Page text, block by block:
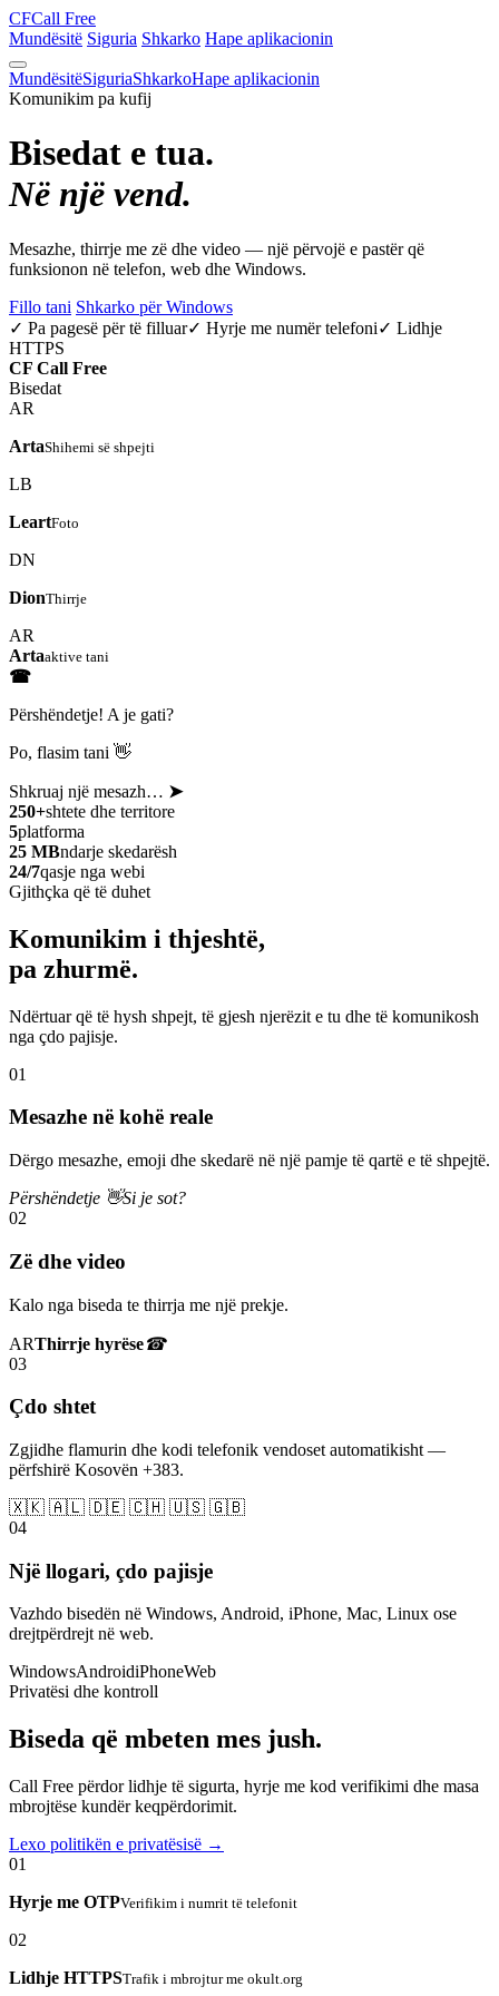
CFCall Free
Mundësitë Siguria Shkarko Hape aplikacionin
MundësitëSiguriaShkarkoHape aplikacionin
Komunikim pa kufij
Bisedat e tua.
Në një vend.
Mesazhe, thirrje me zë dhe video — një përvojë e pastër që
funksionon në telefon, web dhe Windows.
Fillo tani Shkarko për Windows
✓ Pa pagesë për të filluar✓ Hyrje me numër telefoni✓ Lidhje
HTTPS
CF Call Free
Bisedat
AR
ArtaShihemi së shpejti
LB
LeartFoto
DN
DionThirrje
AR
Artaaktive tani
☎
Përshëndetje! A je gati?
Po, flasim tani 👋
Shkruaj një mesazh… ➤
250+shtete dhe territore
5platforma
25 MBndarje skedarësh
24/7qasje nga webi
Gjithçka që të duhet
Komunikim i thjeshtë,
pa zhurmë.
Ndërtuar që të hysh shpejt, të gjesh njerëzit e tu dhe të komunikosh
nga çdo pajisje.
01
Mesazhe në kohë reale
Dërgo mesazhe, emoji dhe skedarë në një pamje të qartë e të shpejtë.
Përshëndetje 👋Si je sot?
02
Zë dhe video
Kalo nga biseda te thirrja me një prekje.
ARThirrje hyrëse☎
03
Çdo shtet
Zgjidhe flamurin dhe kodi telefonik vendoset automatikisht —
përfshirë Kosovën +383.
🇽🇰 🇦🇱 🇩🇪 🇨🇭 🇺🇸 🇬🇧
04
Një llogari, çdo pajisje
Vazhdo bisedën në Windows, Android, iPhone, Mac, Linux ose
drejtpërdrejt në web.
WindowsAndroidiPhoneWeb
Privatësi dhe kontroll
Biseda që mbeten mes jush.
Call Free përdor lidhje të sigurta, hyrje me kod verifikimi dhe masa
mbrojtëse kundër keqpërdorimit.
Lexo politikën e privatësisë →
01
Hyrje me OTPVerifikim i numrit të telefonit
02
Lidhje HTTPSTrafik i mbrojtur me okult.org